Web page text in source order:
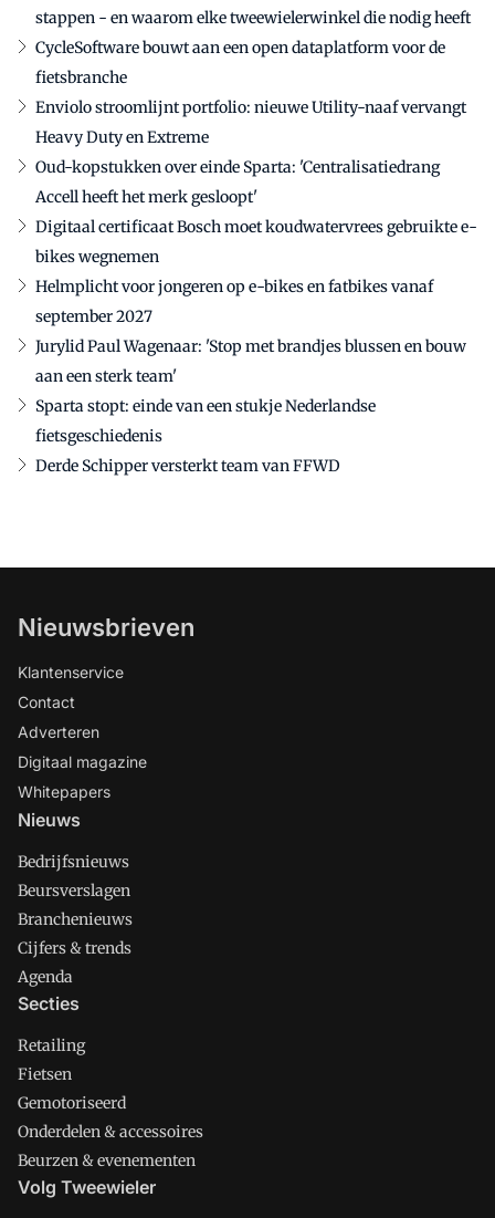
stappen - en waarom elke tweewielerwinkel die nodig heeft
CycleSoftware bouwt aan een open dataplatform voor de
fietsbranche
Enviolo stroomlijnt portfolio: nieuwe Utility-naaf vervangt
Heavy Duty en Extreme
Oud-kopstukken over einde Sparta: 'Centralisatiedrang
Accell heeft het merk gesloopt'
Digitaal certificaat Bosch moet koudwatervrees gebruikte e-
bikes wegnemen
Helmplicht voor jongeren op e-bikes en fatbikes vanaf
september 2027
Jurylid Paul Wagenaar: 'Stop met brandjes blussen en bouw
aan een sterk team'
Sparta stopt: einde van een stukje Nederlandse
fietsgeschiedenis
Derde Schipper versterkt team van FFWD
Nieuwsbrieven
Klantenservice
Contact
Adverteren
Digitaal magazine
Whitepapers
Nieuws
Bedrijfsnieuws
Beursverslagen
Branchenieuws
Cijfers & trends
Agenda
Secties
Retailing
Fietsen
Gemotoriseerd
Onderdelen & accessoires
Beurzen & evenementen
Volg Tweewieler